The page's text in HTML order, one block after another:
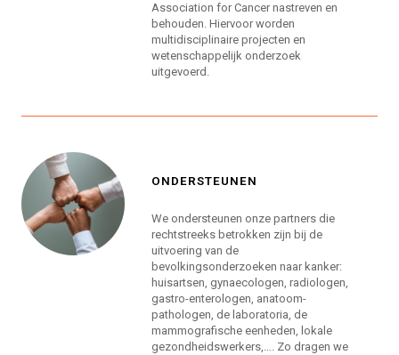
Association for Cancer nastreven en
behouden. Hiervoor worden
multidisciplinaire projecten en
wetenschappelijk onderzoek
uitgevoerd.
ONDERSTEUNEN
We ondersteunen onze partners die
rechtstreeks betrokken zijn bij de
uitvoering van de
bevolkingsonderzoeken naar kanker:
huisartsen, gynaecologen, radiologen,
gastro-enterologen, anatoom-
pathologen, de laboratoria, de
mammografische eenheden, lokale
gezondheidswerkers,…. Zo dragen we